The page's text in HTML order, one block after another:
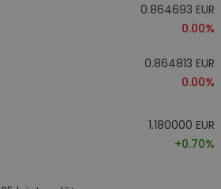
0.864693 EUR
0.00%
0.864813 EUR
0.00%
1.180000 EUR
+0.70%